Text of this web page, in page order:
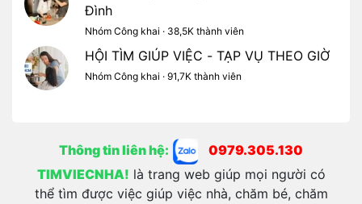
Đình
Nhóm Công khai · 38,5K thành viên
HỘI TÌM GIÚP VIỆC - TẠP VỤ THEO GIỜ
Nhóm Công khai · 91,7K thành viên
Thông tin liên hệ:
0979.305.130
TIMVIECNHA! là trang web giúp mọi người có
thể tìm được việc giúp việc nhà, chăm bé, chăm